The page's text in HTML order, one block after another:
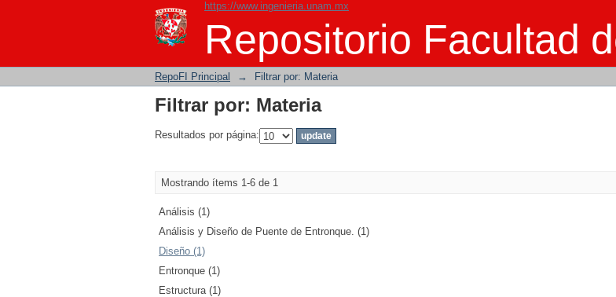
https://www.ingenieria.unam.mx
Repositorio Facultad
Filtrar por: Materia
RepoFI Principal → Filtrar por: Materia
Filtrar por: Materia
Resultados por página:
Mostrando ítems 1-6 de 1
Análisis (1)
Análisis y Diseño de Puente de Entronque. (1)
Diseño (1)
Entronque (1)
Estructura (1)